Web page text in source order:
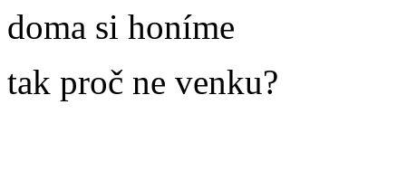
doma si honíme
tak proč ne venku?